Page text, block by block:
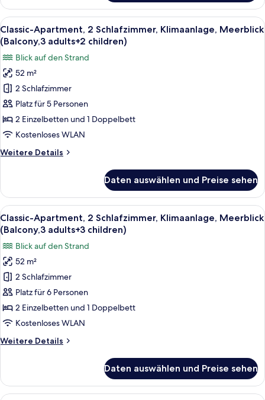
Apartment,
2 Schlafzimmer,
Klimaanlage,
Meerblick
(Balcony,3
adults+1
child)
Alle
Fotos
für
Classic-
Apartment,
2 Schlafzimmer,
Klimaanlage,
Meerblick
(Balcony,3
children)
Zimmersafe, kostenloses WLAN,
22
Classic-Apartment, 2 Schlafzimmer, Klimaanlage, Meerblick
(Balcony,3 adults+2 children)
Blick auf den Strand
52 m²
2 Schlafzimmer
Platz für 5 Personen
2 Einzelbetten und 1 Doppelbett
Kostenloses WLAN
Weitere Details
Weitere
Apartment,
2 Schlafzimmer,
Klimaanlage,
Meerblick
(Balcony,3
adults+2
children)
Daten auswählen und Preise sehen
Alle
Fotos
für
Classic-
Apartment,
2 Schlafzimmer,
Klimaanlage,
Meerblick
(Balcony,3
children)
Zimmersafe, kostenloses WLAN,
22
Classic-Apartment, 2 Schlafzimmer, Klimaanlage, Meerblick
(Balcony,3 adults+3 children)
Blick auf den Strand
52 m²
2 Schlafzimmer
Platz für 6 Personen
2 Einzelbetten und 1 Doppelbett
Kostenloses WLAN
Weitere Details
Weitere
Apartment,
2 Schlafzimmer,
Daten auswählen und Preise sehen
Zimmersafe, kostenloses WLAN,